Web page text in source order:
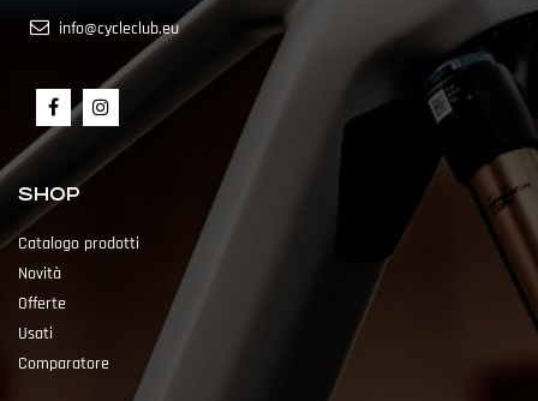
info@cycleclub.eu
SHOP
Catalogo prodotti
Novità
Offerte
Usati
Comparatore